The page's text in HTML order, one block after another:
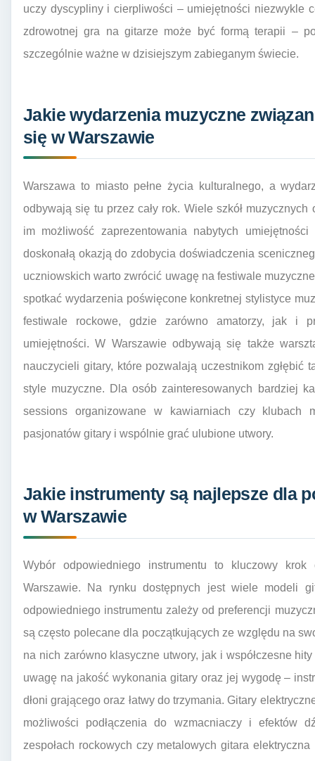
uczy dyscypliny i cierpliwości – umiejętności niezwykle
zdrowotnej gra na gitarze może być formą terapii –
szczególnie ważne w dzisiejszym zabieganym świecie.
Jakie wydarzenia muzyczne
się w Warszawie
Warszawa to miasto pełne życia kulturalnego, a
odbywają się tu przez cały rok. Wiele szkół
im możliwość zaprezentowania nabytych
doskonałą okazją do zdobycia doświadczenia
uczniowskich warto zwrócić uwagę na festiwale
spotkać wydarzenia poświęcone konkretnej stylistyce
festiwale rockowe, gdzie zarówno amatorzy, jak i
umiejętności. W Warszawie odbywają się także
nauczycieli gitary, które pozwalają uczestnikom zgłębić
style muzyczne. Dla osób zainteresowanych bardziej
sessions organizowane w kawiarniach czy klubach
pasjonatów gitary i wspólnie grać ulubione utwory.
Jakie instrumenty są najlepsze dla
w Warszawie
Wybór odpowiedniego instrumentu to kluczowy
Warszawie. Na rynku dostępnych jest wiele modeli
odpowiedniego instrumentu zależy od preferencji
są często polecane dla początkujących ze względu na
na nich zarówno klasyczne utwory, jak i współczesne
uwagę na jakość wykonania gitary oraz jej wygodę –
dłoni grającego oraz łatwy do trzymania. Gitary
możliwości podłączenia do wzmacniaczy i efektów
zespołach rockowych czy metalowych gitara